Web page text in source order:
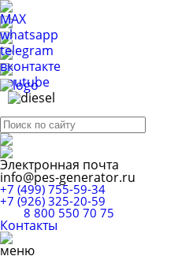
Электронная почта
info@pes-generator.ru
+7 (499) 755-59-34
+7 (926) 325-20-59
8 800 550 70 75
Контакты